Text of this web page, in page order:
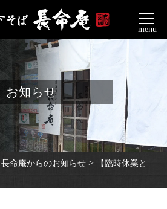
menu
お知らせ
長命庵からのお知らせ >
【臨時休業と